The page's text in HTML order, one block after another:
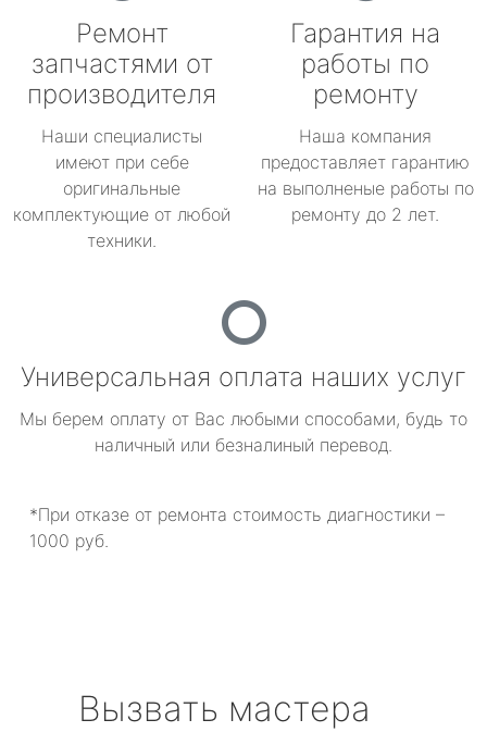
Ремонт
запчастями от
производителя
Наши специалисты
имеют при себе
оригинальные
комплектующие от любой
техники.
Гарантия на
работы по
ремонту
Наша компания
предоставляет гарантию
на выполненые работы по
ремонту до 2 лет.
Универсальная оплата наших услуг
Мы берем оплату от Вас любыми способами, будь то
наличный или безналиный перевод.
*При отказе от ремонта стоимость диагностики –
1000 руб.
Вызвать мастера